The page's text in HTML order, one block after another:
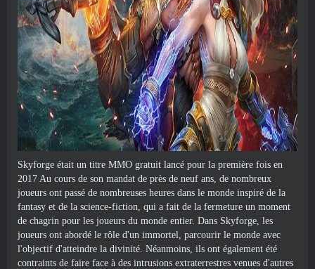
Skyforge était un titre MMO gratuit lancé pour la première fois en
2017 Au cours de son mandat de près de neuf ans, de nombreux
joueurs ont passé de nombreuses heures dans le monde inspiré de la
fantasy et de la science-fiction, qui a fait de la fermeture un moment
de chagrin pour les joueurs du monde entier. Dans Skyforge, les
joueurs ont abordé le rôle d'un immortel, parcourir le monde avec
l'objectif d'atteindre la divinité. Néanmoins, ils ont également été
contraints de faire face à des intrusions extraterrestres venues d'autres